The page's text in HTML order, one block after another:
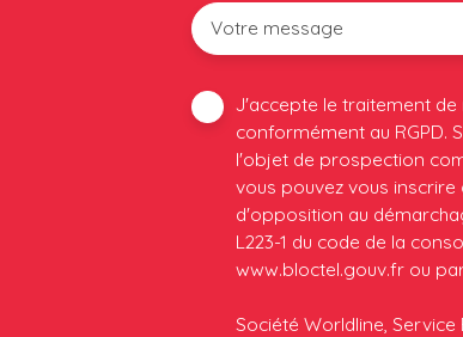
Votre message
J'accepte le traitement
conformément au RGPD.
l'objet de prospection
vous pouvez vous
d'opposition au
L223-1 du code de la
www.bloctel.gouv.fr ou
Société Worldline, Service